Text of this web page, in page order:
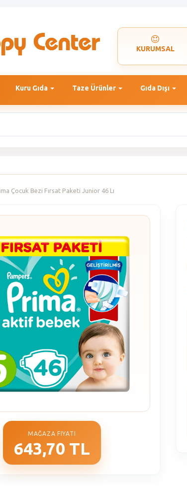
KURUMSAL
Kuru Gıda Taze Ürünler Gıda Dışı
Çocuk Bezi Fırsat Paketi Junior 46 Lı
MAĞAZA FIYATI
643,70 TL